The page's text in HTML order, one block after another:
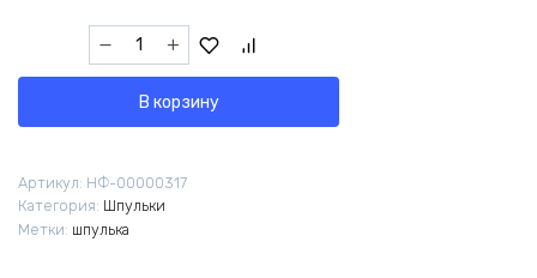
Количество
товара
55623А
В корзину
Артикул: НФ-00000317
Категория: Шпульки
Метки: шпулька